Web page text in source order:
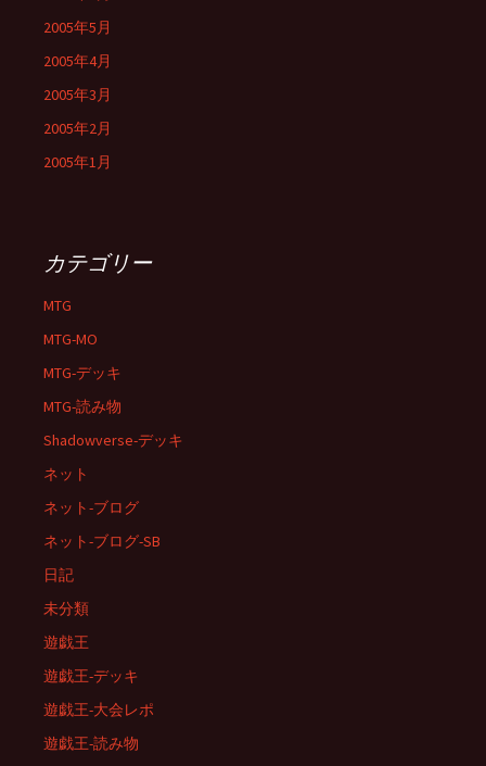
2005年5月
2005年4月
2005年3月
2005年2月
2005年1月
カテゴリー
MTG
MTG-MO
MTG-デッキ
MTG-読み物
Shadowverse-デッキ
ネット
ネット-ブログ
ネット-ブログ-SB
日記
未分類
遊戯王
遊戯王-デッキ
遊戯王-大会レポ
遊戯王-読み物